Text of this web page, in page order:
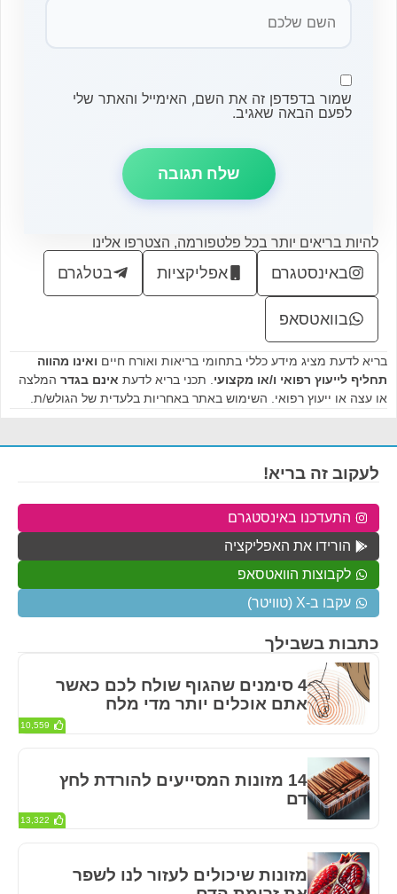
שמור בדפדפן זה את השם, האימייל והאתר שלי
לפעם הבאה שאגיב.
להיות בריאים יותר בכל פלטפורמה, הצטרפו אלינו
באינסטגרם אפליקציות בטלגרם
בוואטסאפ
בריא לדעת מציג מידע כללי בתחומי בריאות ואורח חיים ואינו מהווה
תחליף לייעוץ רפואי ו/או מקצועי . תכני בריא לדעת אינם בגדר המלצה
או עצה או ייעוץ רפואי. השימוש באתר באחריות בלעדית של הגולש/ת.
כתבות בשבילך
4 סימנים שהגוף שולח לכם כאשר
אתם אוכלים יותר מדי מלח
10,559
14 מזונות המסייעים להורדת לחץ
דם
13,322
מזונות שיכולים לעזור לנו לשפר
לעקוב זה בריא!
התעדכנו באינסטגרם
הורידו את האפליקציה
לקבוצות הוואטסאפ
עקבו ב-X (טוויטר)